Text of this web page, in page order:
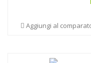
Aggiungi al